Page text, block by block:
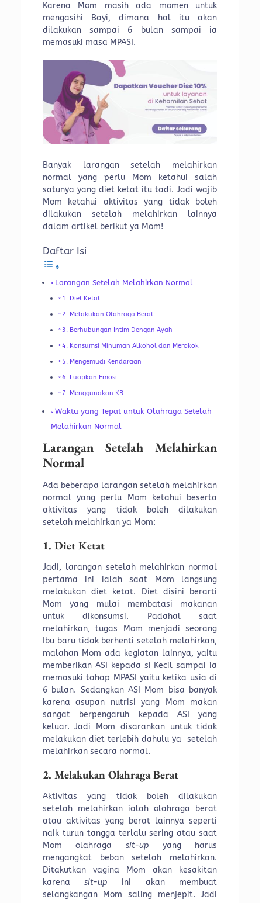
Karena Mom masih ada momen untuk
mengasihi Bayi, dimana hal itu akan
dilakukan sampai 6 bulan sampai ia
memasuki masa MPASI.
Banyak larangan setelah melahirkan
normal yang perlu Mom ketahui salah
satunya yang diet ketat itu tadi. Jadi wajib
Mom ketahui aktivitas yang tidak boleh
dilakukan setelah melahirkan lainnya
dalam artikel berikut ya Mom!
Daftar Isi
Larangan Setelah Melahirkan Normal
1. Diet Ketat
2. Melakukan Olahraga Berat
3. Berhubungan Intim Dengan Ayah
4. Konsumsi Minuman Alkohol dan Merokok
5. Mengemudi Kendaraan
6. Luapkan Emosi
7. Menggunakan KB
Waktu yang Tepat untuk Olahraga Setelah
Melahirkan Normal
Larangan Setelah Melahirkan
Normal
Ada beberapa larangan setelah melahirkan
normal yang perlu Mom ketahui beserta
aktivitas yang tidak boleh dilakukan
setelah melahirkan ya Mom:
1. Diet Ketat
Jadi, larangan setelah melahirkan normal
pertama ini ialah saat Mom langsung
melakukan diet ketat. Diet disini berarti
Mom yang mulai membatasi makanan
untuk dikonsumsi. Padahal saat
melahirkan, tugas Mom menjadi seorang
Ibu baru tidak berhenti setelah melahirkan,
malahan Mom ada kegiatan lainnya, yaitu
memberikan ASI kepada si Kecil sampai ia
memasuki tahap MPASI yaitu ketika usia di
6 bulan. Sedangkan ASI Mom bisa banyak
karena asupan nutrisi yang Mom makan
sangat berpengaruh kepada ASI yang
keluar. Jadi Mom disarankan untuk tidak
melakukan diet terlebih dahulu ya setelah
melahirkan secara normal.
2. Melakukan Olahraga Berat
Aktivitas yang tidak boleh dilakukan
setelah melahirkan ialah olahraga berat
atau aktivitas yang berat lainnya seperti
naik turun tangga terlalu sering atau saat
Mom olahraga sit-up yang harus
mengangkat beban setelah melahirkan.
Ditakutkan vagina Mom akan kesakitan
karenasit-up ini akan membuat
selangkangan Mom saling menjepit. Jadi